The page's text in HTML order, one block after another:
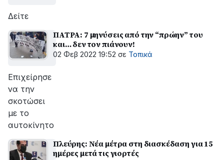
Δείτε
ΠΑΤΡΑ: 7 μηνύσεις από την “πρώην” του
και… δεν τον πιάνουν!
02 Φεβ 2022 19:52 σε Τοπικά
Επιχείρησε
να την
σκοτώσει
με το
αυτοκίνητο
Πλεύρης: Νέα μέτρα στη διασκέδαση για 15
ημέρες μετά τις γιορτές